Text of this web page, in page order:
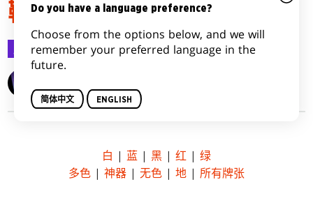
鞑契龙王卡片图像一览
牌图集合 2015-03-16
白 | 蓝 | 黑 | 红 | 绿
多色 | 神器 | 无色 | 地 | 所有牌张
Do you have a language preference?
Choose from the options below, and we will
remember your preferred language in the
future.
简体中文 ENGLISH